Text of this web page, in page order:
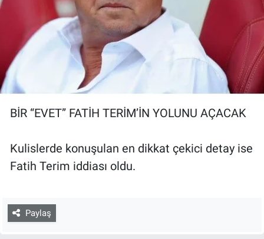
BİR “EVET” FATİH TERİM’İN YOLUNU AÇACAK
Kulislerde konuşulan en dikkat çekici detay ise
Fatih Terim iddiası oldu.
Paylaş